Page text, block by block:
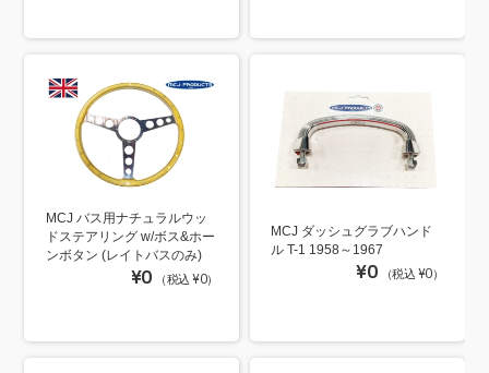
MCJ バス用ナチュラルウッ
ドステアリング w/ボス&ホー
ンボタン (レイトバスのみ)
¥0 （税込 ¥0）
MCJ ダッシュグラブハンド
ル T-1 1958～1967
¥0 （税込 ¥0）